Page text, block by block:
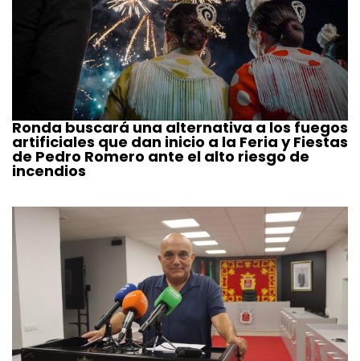
Ronda buscará una alternativa a los fuegos
artificiales que dan inicio a la Feria y Fiestas
de Pedro Romero ante el alto riesgo de
incendios